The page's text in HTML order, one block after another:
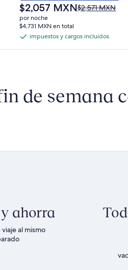
El
precio
actual
es
$2,057 MXN
$2,057 MXNEl
era
la
$2,571 MXN
por noche
$4,731 MXN en total
impuestos
y
impuestos y cargos incluidos
de semana
ahorra
al mismo